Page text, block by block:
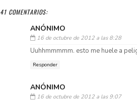
41 COMENTARIOS:
ANÓNIMO
16 de octubre de 2012 a las 8:28
Uuhhmmmmm. esto me huele a
Responder
ANÓNIMO
16 de octubre de 2012 a las 9:07